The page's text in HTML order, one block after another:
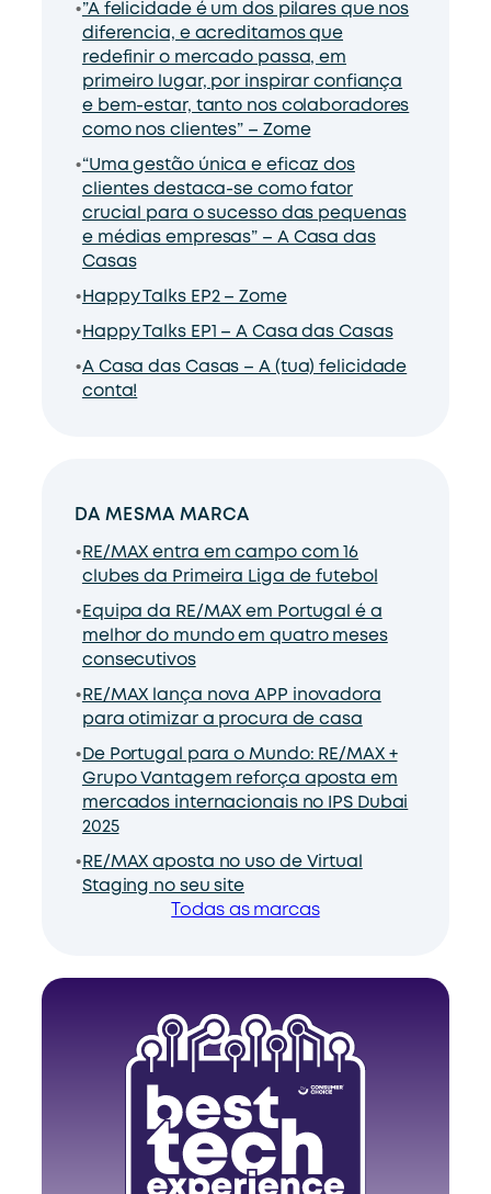
”A felicidade é um dos pilares que nos
diferencia, e acreditamos que
redefinir o mercado passa, em
primeiro lugar, por inspirar confiança
e bem-estar, tanto nos colaboradores
como nos clientes” – Zome
“Uma gestão única e eficaz dos
clientes destaca-se como fator
crucial para o sucesso das pequenas
e médias empresas” – A Casa das
Casas
Happy Talks EP2 – Zome
Happy Talks EP1 – A Casa das Casas
A Casa das Casas – A (tua) felicidade
conta!
DA MESMA MARCA
RE/MAX entra em campo com 16
clubes da Primeira Liga de futebol
Equipa da RE/MAX em Portugal é a
melhor do mundo em quatro meses
consecutivos
RE/MAX lança nova APP inovadora
para otimizar a procura de casa
De Portugal para o Mundo: RE/MAX +
Grupo Vantagem reforça aposta em
mercados internacionais no IPS Dubai
2025
RE/MAX aposta no uso de Virtual
Staging no seu site
Todas as marcas